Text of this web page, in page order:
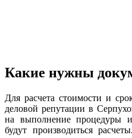
Какие нужны
Для расчета стоимости и
деловой репутации в
на выполнение процедуры
будут производиться